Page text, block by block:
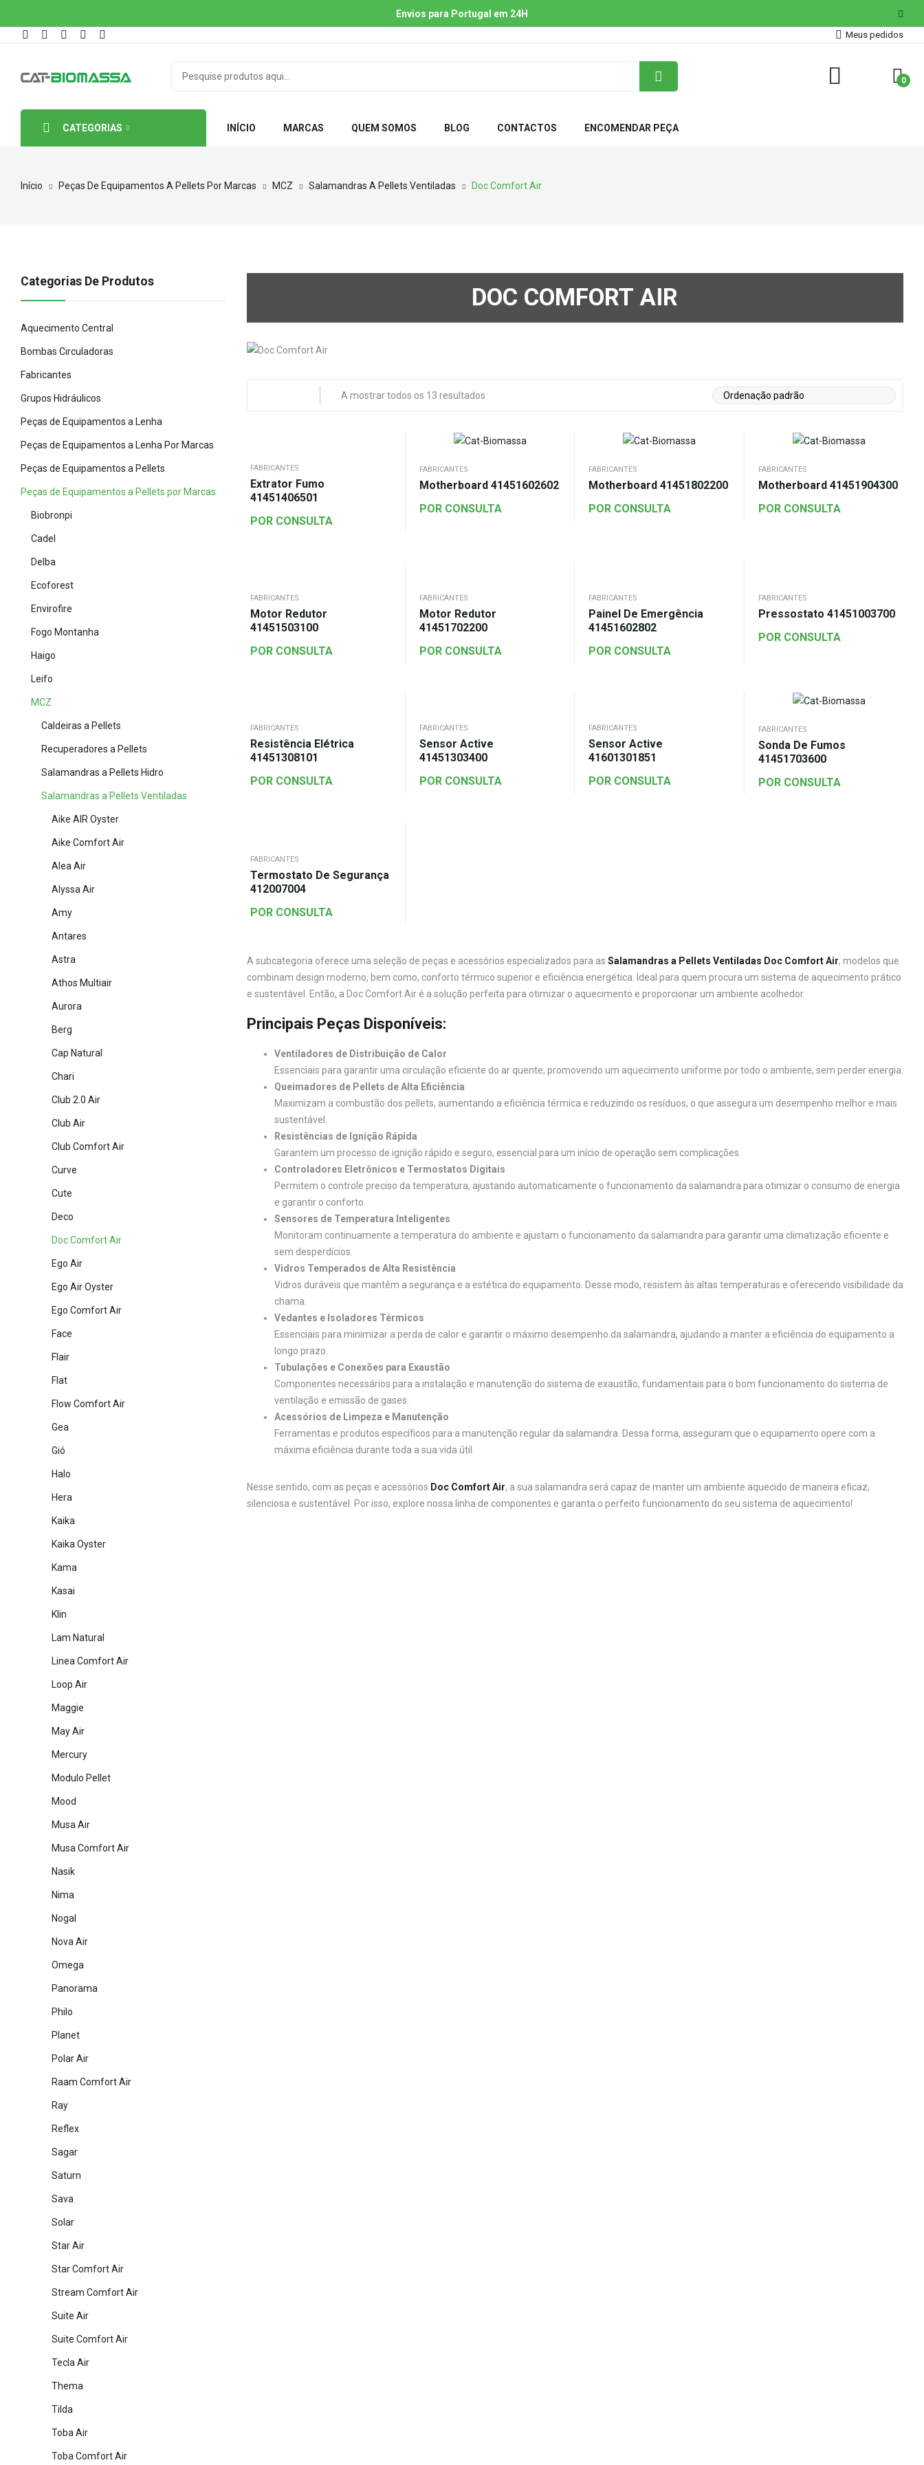
Envios para Portugal em 24H
Meus pedidos
0
CATEGORIAS INÍCIO MARCAS QUEM SOMOS BLOG CONTACTOS ENCOMENDAR PEÇA
Início Peças De Equipamentos A Pellets Por Marcas MCZ Salamandras A Pellets Ventiladas Doc Comfort Air
DOC COMFORT AIR
A mostrar todos os 13 resultados
FABRICANTES
Extrator Fumo
41451406501
POR CONSULTA
FABRICANTES
Motherboard 41451602602
POR CONSULTA
FABRICANTES
Motherboard 41451802200
POR CONSULTA
FABRICANTES
Motherboard 41451904300
POR CONSULTA
FABRICANTES
Motor Redutor
41451503100
POR CONSULTA
FABRICANTES
Motor Redutor
41451702200
POR CONSULTA
FABRICANTES
Painel De Emergência
41451602802
POR CONSULTA
FABRICANTES
Pressostato 41451003700
POR CONSULTA
FABRICANTES
Resistência Elétrica
41451308101
POR CONSULTA
FABRICANTES
Sensor Active
41451303400
POR CONSULTA
FABRICANTES
Sensor Active
41601301851
POR CONSULTA
FABRICANTES
Sonda De Fumos
41451703600
POR CONSULTA
FABRICANTES
Termostato De Segurança
412007004
POR CONSULTA
A subcategoria oferece uma seleção de peças e acessórios especializados para as Salamandras a Pellets Ventiladas Doc Comfort Air, modelos que
combinam design moderno, bem como, conforto térmico superior e eficiência energética. Ideal para quem procura um sistema de aquecimento prático
e sustentável. Então, a Doc Comfort Air é a solução perfeita para otimizar o aquecimento e proporcionar um ambiente acolhedor.
Principais Peças Disponíveis:
Ventiladores de Distribuição de Calor
Essenciais para garantir uma circulação eficiente do ar quente, promovendo um aquecimento uniforme por todo o ambiente, sem perder energia.
Queimadores de Pellets de Alta Eficiência
Maximizam a combustão dos pellets, aumentando a eficiência térmica e reduzindo os resíduos, o que assegura um desempenho melhor e mais
sustentável.
Resistências de Ignição Rápida
Garantem um processo de ignição rápido e seguro, essencial para um início de operação sem complicações.
Controladores Eletrônicos e Termostatos Digitais
Permitem o controle preciso da temperatura, ajustando automaticamente o funcionamento da salamandra para otimizar o consumo de energia
e garantir o conforto.
Sensores de Temperatura Inteligentes
Monitoram continuamente a temperatura do ambiente e ajustam o funcionamento da salamandra para garantir uma climatização eficiente e
sem desperdícios.
Vidros Temperados de Alta Resistência
Vidros duráveis que mantêm a segurança e a estética do equipamento. Desse modo, resistem às altas temperaturas e oferecendo visibilidade da
chama.
Vedantes e Isoladores Térmicos
Essenciais para minimizar a perda de calor e garantir o máximo desempenho da salamandra, ajudando a manter a eficiência do equipamento a
longo prazo.
Tubulações e Conexões para Exaustão
Componentes necessários para a instalação e manutenção do sistema de exaustão, fundamentais para o bom funcionamento do sistema de
ventilação e emissão de gases.
Acessórios de Limpeza e Manutenção
Ferramentas e produtos específicos para a manutenção regular da salamandra. Dessa forma, asseguram que o equipamento opere com a
máxima eficiência durante toda a sua vida útil.
Nesse sentido, com as peças e acessórios Doc Comfort Air, a sua salamandra será capaz de manter um ambiente aquecido de maneira eficaz,
silenciosa e sustentável. Por isso, explore nossa linha de componentes e garanta o perfeito funcionamento do seu sistema de aquecimento!
Categorias De Produtos
Aquecimento Central
Bombas Circuladoras
Fabricantes
Grupos Hidráulicos
Peças de Equipamentos a Lenha
Peças de Equipamentos a Lenha Por Marcas
Peças de Equipamentos a Pellets
Peças de Equipamentos a Pellets por Marcas
Biobronpi
Cadel
Delba
Ecoforest
Envirofire
Fogo Montanha
Haigo
Leifo
MCZ
Caldeiras a Pellets
Recuperadores a Pellets
Salamandras a Pellets Hidro
Salamandras a Pellets Ventiladas
Aike AIR Oyster
Aike Comfort Air
Alea Air
Alyssa Air
Amy
Antares
Astra
Athos Multiair
Aurora
Berg
Cap Natural
Chari
Club 2.0 Air
Club Air
Club Comfort Air
Curve
Cute
Deco
Doc Comfort Air
Ego Air
Ego Air Oyster
Ego Comfort Air
Face
Flair
Flat
Flow Comfort Air
Gea
Gió
Halo
Hera
Kaika
Kaika Oyster
Kama
Kasai
Klin
Lam Natural
Linea Comfort Air
Loop Air
Maggie
May Air
Mercury
Modulo Pellet
Mood
Musa Air
Musa Comfort Air
Nasik
Nima
Nogal
Nova Air
Omega
Panorama
Philo
Planet
Polar Air
Raam Comfort Air
Ray
Reflex
Sagar
Saturn
Sava
Solar
Star Air
Star Comfort Air
Stream Comfort Air
Suite Air
Suite Comfort Air
Tecla Air
Thema
Tilda
Toba Air
Toba Comfort Air